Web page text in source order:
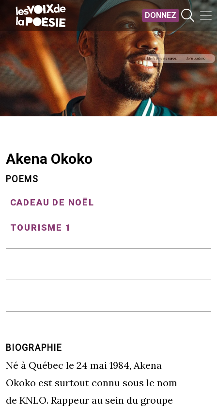
Aller au contenu principal
DONNEZ
Akena Okoko
Mention de source John Londono
BIOGRAPHIE
Né à Québec le 24 mai 1984, Akena
Okoko est surtout connu sous le nom
de KNLO. Rappeur au sein du groupe
POEMS
CADEAU DE NOËL
TOURISME 1